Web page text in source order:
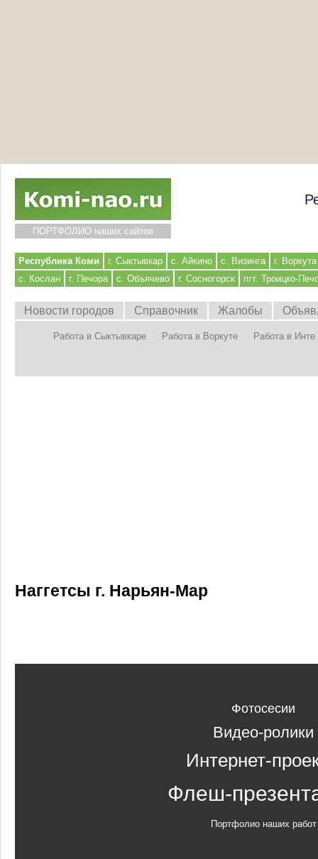
ПОРТФОЛИО наших сайтов
Республика Коми г. Сыктывкар с. Айкино с. Визинга
г. Воркута
с. Кослан
г. Печора с. Объячево г. Сосногорск пгт. Троицко-
Новости городов Справочник Жалобы
Работа в Сыктывкаре Работа в Воркуте Работа в Инте
Наггетсы г. Нарьян-Мар
Фотосесии
Видео-ролики
Интернет-
Флеш-
Портфолио наших работ